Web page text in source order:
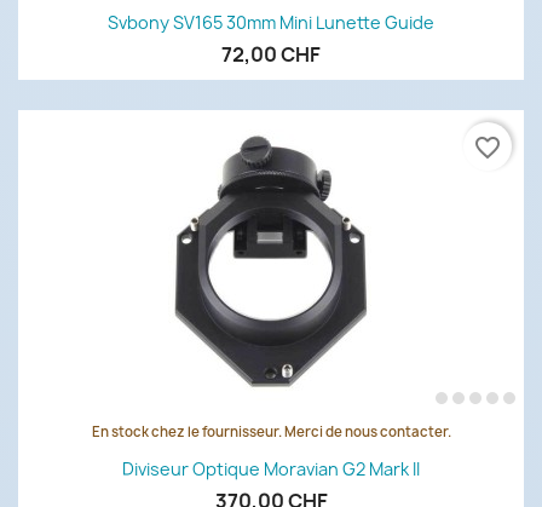
Svbony SV165 30mm Mini Lunette Guide
72,00 CHF
En stock chez le fournisseur. Merci de nous contacter.
Diviseur Optique Moravian G2 Mark II
370,00 CHF
favorite_border